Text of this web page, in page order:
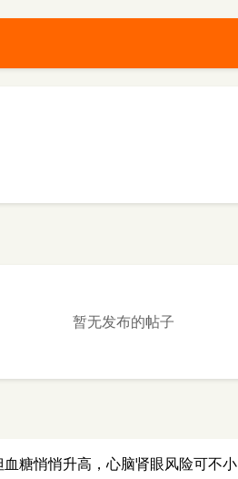
暂无发布的帖子
糖悄悄升高，心脑肾眼风险可不小